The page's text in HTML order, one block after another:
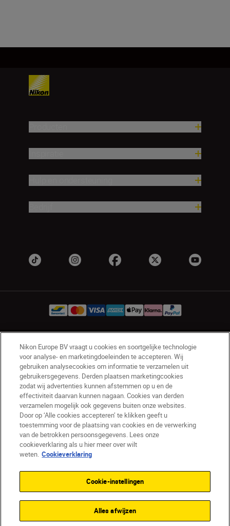
BE(nl) Nikon Sites
Contact opnemen
Privacyverklaring
Gebruiksvoorwaarden
Nikon Store - Algemene voorwaarden
Cookieverklaring
Toegankelijkheid
Cookie-instellingen
© 2026 Nikon
Nikon Europe BV vraagt u cookies en soortgelijke technologie
voor analyse- en marketingdoeleinden te accepteren. Wij
gebruiken analysecookies om informatie te verzamelen uit
gebruikersgegevens. Derden plaatsen marketingcookies
zodat wij advertenties kunnen afstemmen op u en de
effectiviteit daarvan kunnen nagaan. Cookies van derden
verzamelen mogelijk ook gegevens buiten onze websites.
Door op ‘Alle cookies accepteren’ te klikken geeft u
toestemming voor de plaatsing van cookies en de verwerking
van de betrokken persoonsgegevens. Lees onze
cookieverklaring als u hier meer over wilt
weten. Cookieverklaring
Cookie-instellingen
Alles afwijzen